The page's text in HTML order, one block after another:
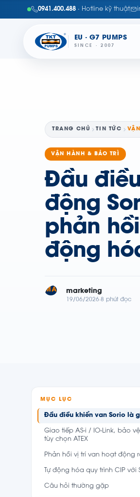
0941.400.488 · Hotline kỹ thuật
EU · G7 PUMPS
SINCE · 2007
TRANG CHỦ TIN TỨC
VẬN HÀNH & BẢO TRÌ
Đầu
động
phản
động
MA marketing
19/06/2026 8 phút đọc
MỤC LỤC
Đầu điều khiển van Sorio là
Giao tiếp AS-i / IO-Link, bảo vệ
tùy chọn ATEX
Phản hồi vị trí van hoạt động
Tự động hóa quy trình CIP với
Câu hỏi thường gặp